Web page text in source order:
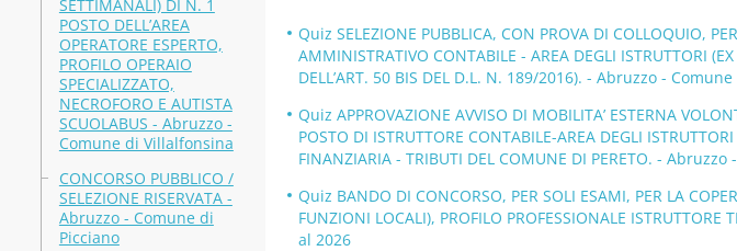
SETTIMANALI) DI N. 1
POSTO DELL’AREA
OPERATORE ESPERTO,
PROFILO OPERAIO
SPECIALIZZATO,
NECROFORO E AUTISTA
SCUOLABUS - Abruzzo -
Comune di Villalfonsina
CONCORSO PUBBLICO /
SELEZIONE RISERVATA -
Abruzzo - Comune di
Picciano
Quiz SELEZIONE PUBBLICA, CON PROVA DI COLLOQUIO,
AMMINISTRATIVO CONTABILE - AREA DEGLI ISTRUTTORI
DELL’ART. 50 BIS DEL D.L. N. 189/2016). - Abruzzo -
Quiz APPROVAZIONE AVVISO DI MOBILITA’ ESTERNA
POSTO DI ISTRUTTORE CONTABILE-AREA DEGLI
FINANZIARIA - TRIBUTI DEL COMUNE DI PERETO. -
Quiz BANDO DI CONCORSO, PER SOLI ESAMI, PER LA
FUNZIONI LOCALI), PROFILO PROFESSIONALE
al 2026